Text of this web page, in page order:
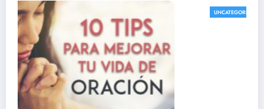
UNCATEGORIZED
Cuál es la importancia de la formación y el
estudio en la fe católica
marzo 12, 2024 Alexander